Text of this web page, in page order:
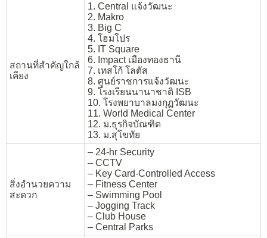
สถานที่สำคัญใกล้
เคียง
1. Central แจ้งวัฒนะ
2. Makro
3. Big C
4. โฮมโปร
5. IT Square
6. Impact เมืองทองธานี
7. เทสโก้ โลตัส
8. ศูนย์ราชการแจ้งวัฒนะ
9. โรงเรียนนานาชาติ ISB
10. โรงพยาบาลมงกุฏวัฒนะ
11. World Medical Center
12. ม.ธุรกิจบัณฑิต
13. ม.สุโขทัย
สิ่งอำนวยความ
สะดวก
– 24-hr Security
– CCTV
– Key Card-Controlled Access
– Fitness Center
– Swimming Pool
– Jogging Track
– Club House
– Central Parks